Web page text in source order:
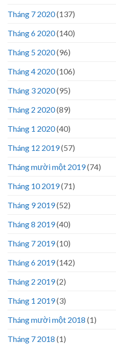
Tháng 7 2020(137)
Tháng 6 2020(140)
Tháng 5 2020(96)
Tháng 4 2020(106)
Tháng 3 2020(95)
Tháng 2 2020(89)
Tháng 1 2020(40)
Tháng 12 2019(57)
Tháng mười một 2019(74)
Tháng 10 2019(71)
Tháng 9 2019(52)
Tháng 8 2019(40)
Tháng 7 2019(10)
Tháng 6 2019(142)
Tháng 2 2019(2)
Tháng 1 2019(3)
Tháng mười một 2018 (1)
Tháng 7 2018 (1)